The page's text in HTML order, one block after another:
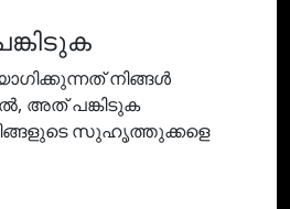
നിങ്ങൾ
അത് പങ്കിടുക
സുഹൃത്തുക്കളെ